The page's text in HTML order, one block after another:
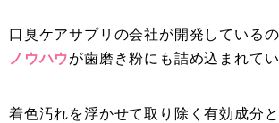
口臭ケアサプリの会社が開発しているの
ノウハウが歯磨き粉にも詰め込まれてい
着色汚れを浮かせて取り除く有効成分